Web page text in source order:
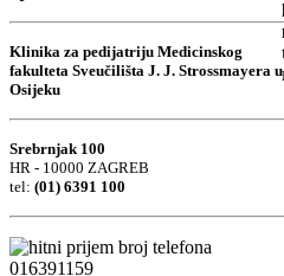
Klinika za pedijatriju Medicinskog
fakulteta Sveučilišta J. J. Strossmayera u
Osijeku
Srebrnjak 100
HR - 10000 ZAGREB
tel: (01) 6391 100